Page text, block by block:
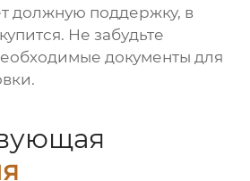
должную поддержку, в
Не забудьте
документы для